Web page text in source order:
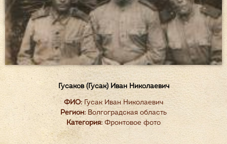
Гусаков (Гусак) Иван Николаевич
ФИО:Гусак Иван Николаевич
Регион:Волгоградская область
Категория: Фронтовое фото